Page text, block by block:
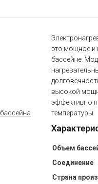
это мощное и
бассейне.
высокой
эффективно
температуры.
Объем
Соединение
Страна